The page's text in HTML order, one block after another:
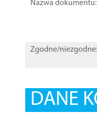
Nazwa dokumentu:
Zgodne/niezgodne:
DANE